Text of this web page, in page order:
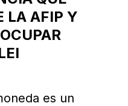
LA AFIP Y
es un